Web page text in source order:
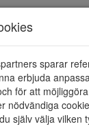
sparar
erbjuda
för att
nödvändiga
själv välja vilken